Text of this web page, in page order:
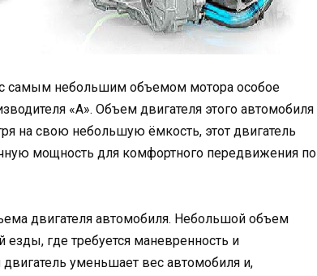
самым небольшим объемом мотора особое
«A». Объем двигателя этого автомобиля
на свою небольшую ёмкость, этот двигатель
мощность для комфортного передвижения по
двигателя автомобиля. Небольшой объем
где требуется маневренность и
уменьшает вес автомобиля и,